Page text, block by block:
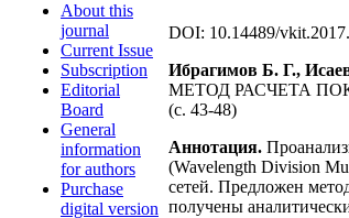
About this
journal
Current Issue
Subscription
Editorial
Board
General
information
for authors
Purchase
digital version
DOI: 10.14489/
Ибрагимов Б. Г.,
МЕТОД РАСЧЕТА
(c. 43-48)
Аннотация.
(Wavelength Division
сетей. Предложен
получены